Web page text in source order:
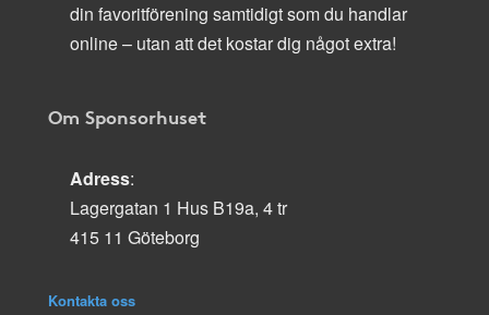
din favoritförening samtidigt som du handlar
online – utan att det kostar dig något extra!
Om Sponsorhuset
Adress:
Lagergatan 1 Hus B19a, 4 tr
415 11 Göteborg
Kontakta oss